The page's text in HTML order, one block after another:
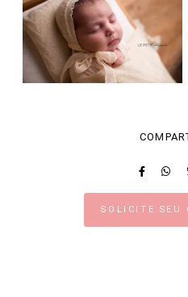
SOLICITE SEU